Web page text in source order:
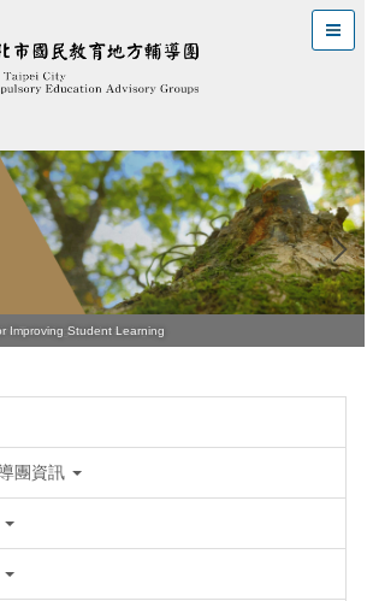
Teaching and Learning
Improving Student Learning
團資訊